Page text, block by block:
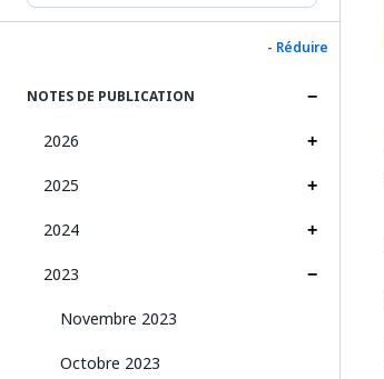
- Réduire
NOTES DE PUBLICATION
2026
2025
2024
2023
Novembre 2023
Octobre 2023